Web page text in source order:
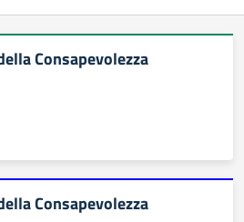
Consapevolezza
Consapevolezza